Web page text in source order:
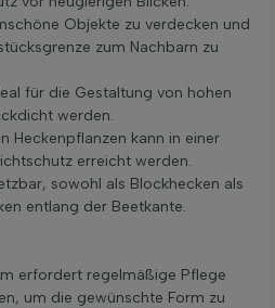
Objekte zu verdecken und
zum Nachbarn zu
für die Gestaltung von hohen
werden.
Heckenpflanzen kann in einer
erreicht werden.
sowohl als Blockhecken als
entlang der Beetkante.
erfordert regelmäßige Pflege
um die gewünschte Form zu